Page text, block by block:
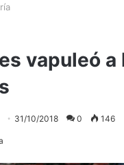
vapuleó a
31/10/2018 0 146